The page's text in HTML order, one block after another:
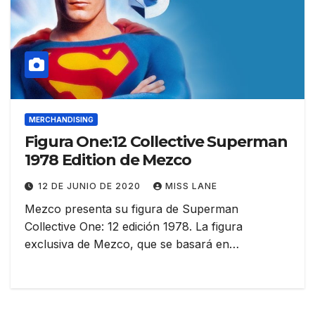
MERCHANDISING
Figura One:12 Collective Superman
1978 Edition de Mezco
12 DE JUNIO DE 2020 MISS LANE
Mezco presenta su figura de Superman
Collective One: 12 edición 1978. La figura
exclusiva de Mezco, que se basará en…